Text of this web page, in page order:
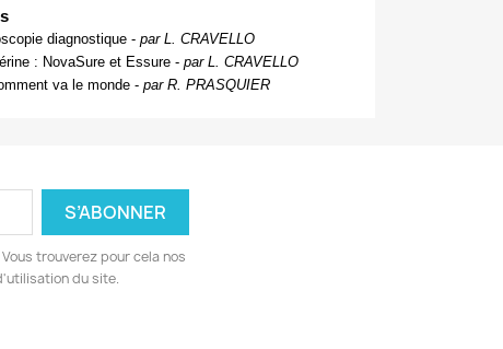
diagnostique - par L. CRAVELLO
: NovaSure et Essure - par L. CRAVELLO
va le monde - par R. PRASQUIER
trouverez pour cela nos
du site.